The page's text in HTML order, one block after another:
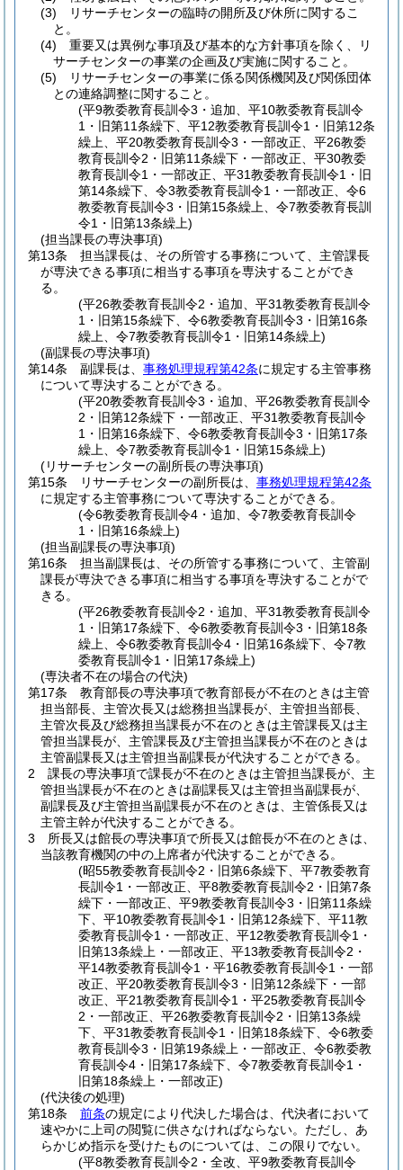
(3)
リサーチセンターの臨時の開所及び休所に関するこ
と。
(4)
重要又は異例な事項及び基本的な方針事項を除く、リ
サーチセンターの事業の企画及び実施に関すること。
(5)
リサーチセンターの事業に係る関係機関及び関係団体
との連絡調整に関すること。
(平9教委教育長訓令3・追加、平10教委教育長訓令
1・旧第11条繰下、平12教委教育長訓令1・旧第12条
繰上、平20教委教育長訓令3・一部改正、平26教委
教育長訓令2・旧第11条繰下・一部改正、平30教委
教育長訓令1・一部改正、平31教委教育長訓令1・旧
第14条繰下、令3教委教育長訓令1・一部改正、令6
教委教育長訓令3・旧第15条繰上、令7教委教育長訓
令1・旧第13条繰上)
(担当課長の専決事項)
第13条
担当課長は、その所管する事務について、主管課長
が専決できる事項に相当する事項を専決することができ
る。
(平26教委教育長訓令2・追加、平31教委教育長訓令
1・旧第15条繰下、令6教委教育長訓令3・旧第16条
繰上、令7教委教育長訓令1・旧第14条繰上)
(副課長の専決事項)
第14条
副課長は、 事務処理規程第42条に規定する主管事務
について専決することができる。
(平20教委教育長訓令3・追加、平26教委教育長訓令
2・旧第12条繰下・一部改正、平31教委教育長訓令
1・旧第16条繰下、令6教委教育長訓令3・旧第17条
繰上、令7教委教育長訓令1・旧第15条繰上)
(リサーチセンターの副所長の専決事項)
第15条
リサーチセンターの副所長は、 事務処理規程第42条
に規定する主管事務について専決することができる。
(令6教委教育長訓令4・追加、令7教委教育長訓令
1・旧第16条繰上)
(担当副課長の専決事項)
第16条
担当副課長は、その所管する事務について、主管副
課長が専決できる事項に相当する事項を専決することがで
きる。
(平26教委教育長訓令2・追加、平31教委教育長訓令
1・旧第17条繰下、令6教委教育長訓令3・旧第18条
繰上、令6教委教育長訓令4・旧第16条繰下、令7教
委教育長訓令1・旧第17条繰上)
(専決者不在の場合の代決)
第17条
教育部長の専決事項で教育部長が不在のときは主管
担当部長、主管次長又は総務担当課長が、主管担当部長、
主管次長及び総務担当課長が不在のときは主管課長又は主
管担当課長が、主管課長及び主管担当課長が不在のときは
主管副課長又は主管担当副課長が代決することができる。
2
課長の専決事項で課長が不在のときは主管担当課長が、主
管担当課長が不在のときは副課長又は主管担当副課長が、
副課長及び主管担当副課長が不在のときは、主管係長又は
主管主幹が代決することができる。
3
所長又は館長の専決事項で所長又は館長が不在のときは、
当該教育機関の中の上席者が代決することができる。
(昭55教委教育長訓令2・旧第6条繰下、平7教委教育
長訓令1・一部改正、平8教委教育長訓令2・旧第7条
繰下・一部改正、平9教委教育長訓令3・旧第11条繰
下、平10教委教育長訓令1・旧第12条繰下、平11教
委教育長訓令1・一部改正、平12教委教育長訓令1・
旧第13条繰上・一部改正、平13教委教育長訓令2・
平14教委教育長訓令1・平16教委教育長訓令1・一部
改正、平20教委教育長訓令3・旧第12条繰下・一部
改正、平21教委教育長訓令1・平25教委教育長訓令
2・一部改正、平26教委教育長訓令2・旧第13条繰
下、平31教委教育長訓令1・旧第18条繰下、令6教委
教育長訓令3・旧第19条繰上・一部改正、令6教委教
育長訓令4・旧第17条繰下、令7教委教育長訓令1・
旧第18条繰上・一部改正)
(代決後の処理)
第18条
前条の規定により代決した場合は、代決者において
速やかに上司の閲覧に供さなければならない。 ただし、あ
らかじめ指示を受けたものについては、この限りでない。
(平8教委教育長訓令2・全改、平9教委教育長訓令